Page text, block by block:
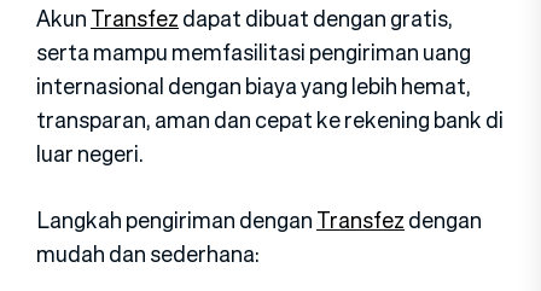
AkunTransfezdapat dibuat dengan gratis,
serta mampu memfasilitasi pengiriman uang
internasional dengan biaya yang lebih hemat,
transparan, aman dan cepat ke rekening bank di
luar negeri.
Langkah pengiriman denganTransfezdengan
mudah dan sederhana: